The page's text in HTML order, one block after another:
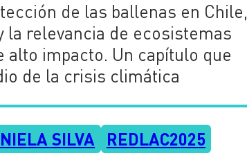
de las ballenas en Chile,
relevancia de ecosistemas
alto impacto. Un capítulo que
de la crisis climática
SILVA REDLAC2025